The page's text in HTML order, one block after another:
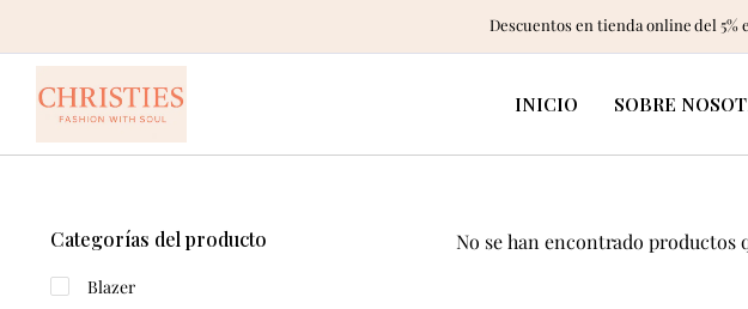
Descuentos en tienda online del
INICIO SOBRE
No se han encontrado productos
Categorías del producto
Blazer